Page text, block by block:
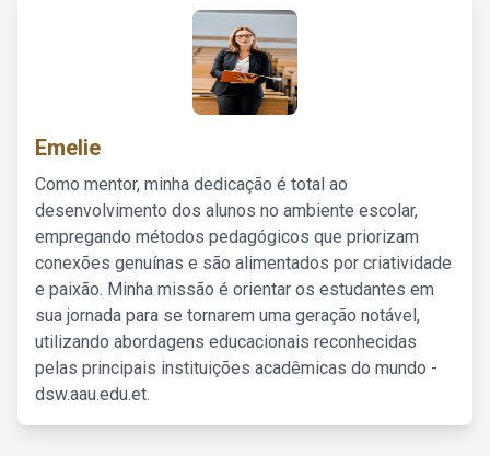
Emelie
Como mentor, minha dedicação é total ao
desenvolvimento dos alunos no ambiente escolar,
empregando métodos pedagógicos que priorizam
conexões genuínas e são alimentados por criatividade
e paixão. Minha missão é orientar os estudantes em
sua jornada para se tornarem uma geração notável,
utilizando abordagens educacionais reconhecidas
pelas principais instituições acadêmicas do mundo -
dsw.aau.edu.et.